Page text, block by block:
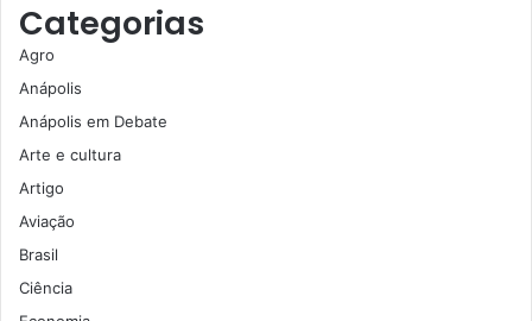
Categorias
Agro
Anápolis
Anápolis em Debate
Arte e cultura
Artigo
Aviação
Brasil
Ciência